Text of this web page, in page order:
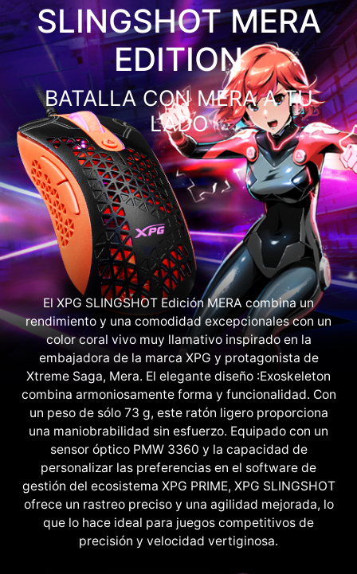
SLINGSHOT MERA
EDITION
BATALLA CON MERA A TU
LADO
El XPG SLINGSHOT Edición MERA combina un
rendimiento y una comodidad excepcionales con un
color coral vivo muy llamativo inspirado en la
embajadora de la marca XPG y protagonista de
Xtreme Saga, Mera. El elegante diseño :Exoskeleton
combina armoniosamente forma y funcionalidad. Con
un peso de sólo 73 g, este ratón ligero proporciona
una maniobrabilidad sin esfuerzo. Equipado con un
sensor óptico PMW 3360 y la capacidad de
personalizar las preferencias en el software de
gestión del ecosistema XPG PRIME, XPG SLINGSHOT
ofrece un rastreo preciso y una agilidad mejorada, lo
que lo hace ideal para juegos competitivos de
precisión y velocidad vertiginosa.